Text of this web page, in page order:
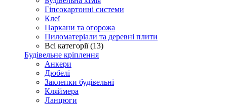
Гіпсокартонні системи
Клеї
Паркани та огорожа
Пиломатеріали та деревні плити
Всі категорії (13)
Будівельне кріплення
Анкери
Дюбелі
Заклепки будівельні
Кляймера
Ланцюги